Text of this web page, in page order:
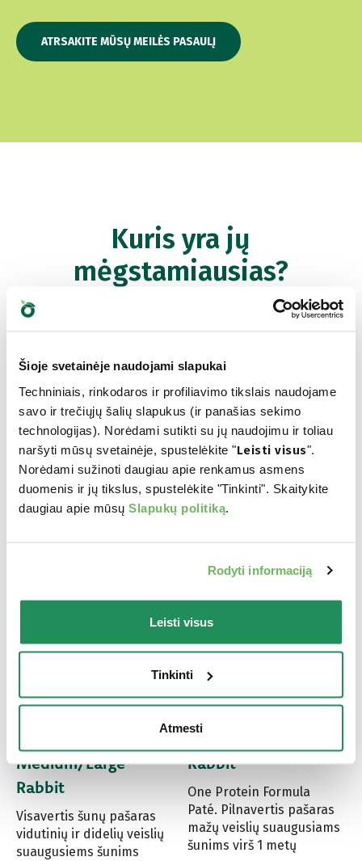
Šioje svetainėje naudojami slapukai
Techniniais, rinkodaros ir profiliavimo tikslais naudojame
savo ir trečiųjų šalių slapukus (ir panašias sekimo
technologijas). Norėdami sutikti su jų naudojimu ir toliau
naršyti mūsų svetainėje, spustelėkite "Leisti visus".
Norėdami sužinoti daugiau apie renkamus asmens
duomenis ir jų tikslus, spustelėkite "Tinkinti". Skaitykite
daugiau apie mūsų Slapukų politiką
Rodyti informaciją
Leisti visus
Tinkinti
Atmesti
ATRSAKITE MŪSŲ MEILĖS PASAULĮ
Kuris yra jų
mėgstamiausias?
Atraskite mūsų geriausius produktus Jūsų
ONE ANIMAL
Medium/Large
Rabbit
Visavertis šunų pašaras
vidutinių ir didelių veislių
suaugusiems šunims
Adult Small/Mini
Rabbit
One Protein Formula
Paté. Pilnavertis pašaras
mažų veislių suaugusiams
šunims virš 1 metų